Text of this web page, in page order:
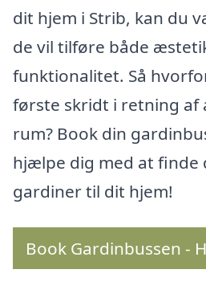
dit hjem i Strib, kan du
de vil tilføre både
funktionalitet. Så
første skridt i retning af
rum? Book din
hjælpe dig med at finde
gardiner til dit hjem!
Book Gardinbussen -